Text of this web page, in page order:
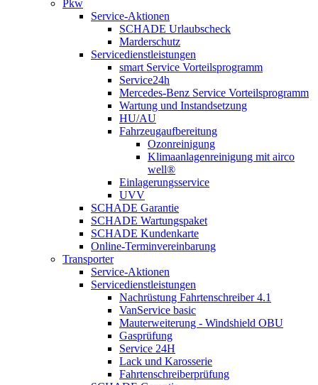
Pkw
Service-Aktionen
SCHADE Urlaubscheck
Marderschutz
Servicedienstleistungen
smart Service Vorteilsprogramm
Service24h
Mercedes-Benz Service Vorteilsprogramm
Wartung und Instandsetzung
HU/AU
Fahrzeugaufbereitung
Ozonreinigung
Klimaanlagenreinigung mit airco
well®
Einlagerungsservice
UVV
SCHADE Garantie
SCHADE Wartungspaket
SCHADE Kundenkarte
Online-Terminvereinbarung
Transporter
Service-Aktionen
Servicedienstleistungen
Nachrüstung Fahrtenschreiber 4.1
VanService basic
Mauterweiterung - Windshield OBU
Gasprüfung
Service 24H
Lack und Karosserie
Fahrtenschreiberprüfung